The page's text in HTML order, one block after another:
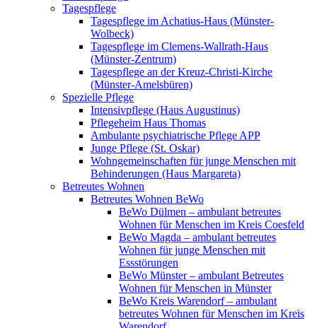
Tagespflege
Tagespflege im Achatius-Haus (Münster-
Wolbeck)
Tagespflege im Clemens-Wallrath-Haus
(Münster-Zentrum)
Tagespflege an der Kreuz-Christi-Kirche
(Münster-Amelsbüren)
Spezielle Pflege
Intensivpflege (Haus Augustinus)
Pflegeheim Haus Thomas
Ambulante psychiatrische Pflege APP
Junge Pflege (St. Oskar)
Wohngemeinschaften für junge Menschen mit
Behinderungen (Haus Margareta)
Betreutes Wohnen
Betreutes Wohnen BeWo
BeWo Dülmen – ambulant betreutes
Wohnen für Menschen im Kreis Coesfeld
BeWo Magda – ambulant betreutes
Wohnen für junge Menschen mit
Essstörungen
BeWo Münster – ambulant Betreutes
Wohnen für Menschen in Münster
BeWo Kreis Warendorf – ambulant
betreutes Wohnen für Menschen im Kreis